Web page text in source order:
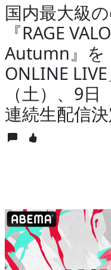
国内最大級
『RAGE
Autumn』を
ONLINE
（土）、9
連続生配信決